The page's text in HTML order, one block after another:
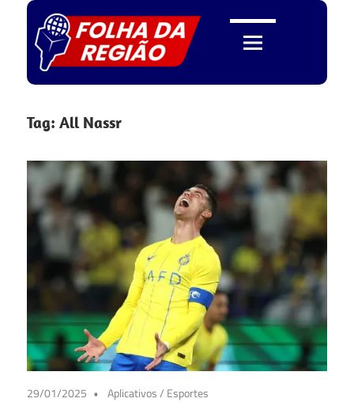
Skip
to
content
Folha
da
Região
Tag: All Nassr
29/01/2025 Aplicativos/ Esportes